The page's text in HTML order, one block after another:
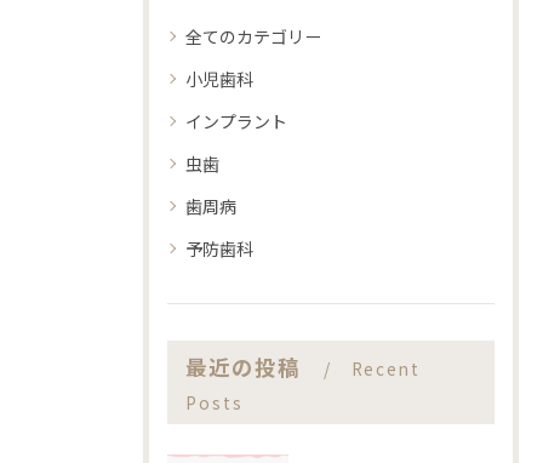
全てのカテゴリー
小児歯科
インプラント
虫歯
歯周病
予防歯科
最近の投稿
Recent
Posts